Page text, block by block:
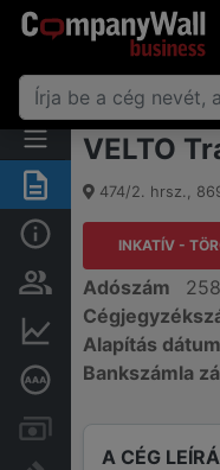
Összegzés
Alap információk
Személyek és
Pénzügyi
Mélyreható
Számlák és
VELTO
474/2. hrsz.,
INKATÍV -
Adószám
Alapítás
Bankszámla
A CÉG